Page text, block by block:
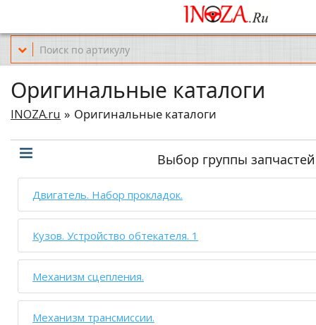
Офис обслуживания г.Краснодар (KRD) Куликова Поля 2 (магазин
Оригинальные каталоги
INOZA.ru Оригинальные каталоги
Выбор группы запчастей
Двигатель. Набор прокладок.
Кузов. Устройство обтекателя. 1
Механизм сцепления.
Механизм трансмиссии.